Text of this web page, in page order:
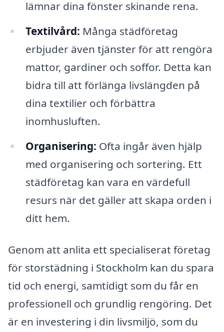
lämnar dina fönster skinande rena.
Textilvård: Många städföretag
erbjuder även tjänster för att rengöra
mattor, gardiner och soffor. Detta kan
bidra till att förlänga livslängden på
dina textilier och förbättra
inomhusluften.
Organisering: Ofta ingår även hjälp
med organisering och sortering. Ett
städföretag kan vara en värdefull
resurs när det gäller att skapa orden i
ditt hem.
Genom att anlita ett specialiserat företag
för storstädning i Stockholm kan du spara
tid och energi, samtidigt som du får en
professionell och grundlig rengöring. Det
är en investering i din livsmiljö, som du